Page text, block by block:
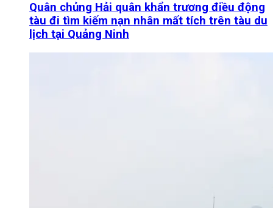
Quân chủng Hải quân khẩn trương điều động
tàu đi tìm kiếm nạn nhân mất tích trên tàu du
lịch tại Quảng Ninh